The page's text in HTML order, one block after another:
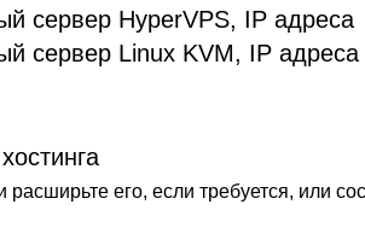
сервер HyperVPS, IP адреса
сервер Linux KVM, IP адреса
расширьте его, если требуется, или